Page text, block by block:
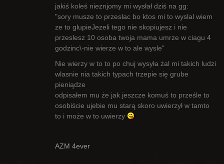
jakiś koleś nieznjomy mi wysłał dziś na gg:
"sory musze to przeslac bo ktos mi to wyslal wiem
ze to glupieJezeli tego nie skopiujesz i nie
przeslesz 10 osoba twoja mama umrze w ciagu 4
godzinc\-nie wierze w to ale wysle"
Nie wierzy w to to po chuj wysyła żal mi takich ludzi
wlasnie nia takich typach trzepie się grube
pieniądze
odpisałem mu że jak jeszcze komuś to prześle to
osobiście ujebie mu starą skoro uwierzył w tamto
to i może w to uwierzy
AZM 4ever